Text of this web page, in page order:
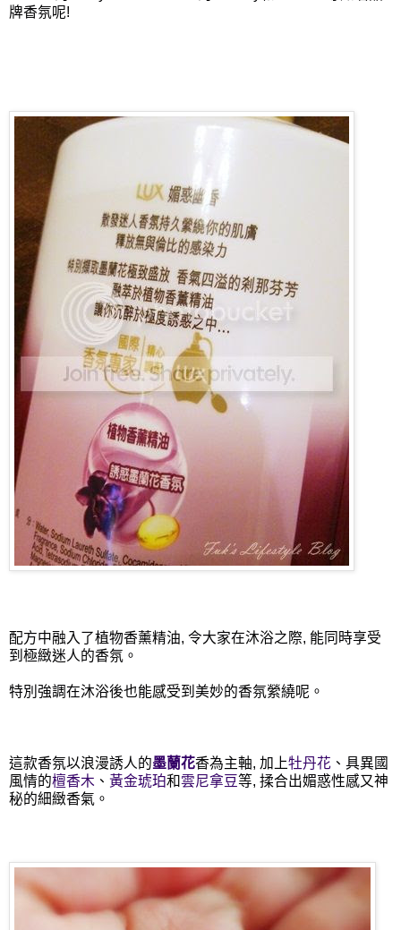
牌香氛呢!
配方中融入了植物香薰精油, 令大家在沐浴之際, 能同時享受
到極緻迷人的香氛。
特別強調在沐浴後也能感受到美妙的香氛縈繞呢。
這款香氛以浪漫誘人的墨蘭花香為主軸, 加上牡丹花 、具異國
風情的檀香木 、 黃金琥珀和雲尼拿豆等, 揉合出媚惑性感又神
秘的細緻香氣。